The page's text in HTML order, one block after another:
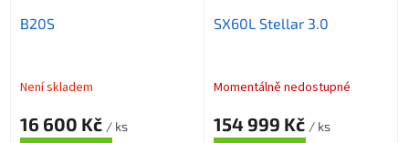
B20S
Není skladem
16 600 Kč / ks
SX60L Stellar 3.0
Momentálně nedostupné
154 999 Kč / ks